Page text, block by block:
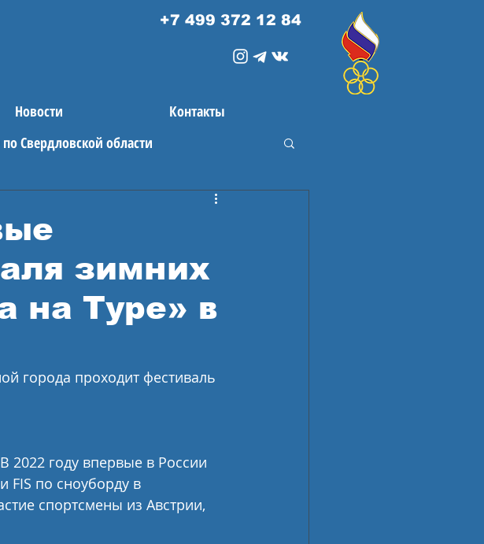
+7 499 372 12 84
Новости
Контакты
Свердловской области
зимних
на Туре» в
города проходит фестиваль
2022 году впервые в России
FIS по сноуборду в
спортсмены из Австрии,